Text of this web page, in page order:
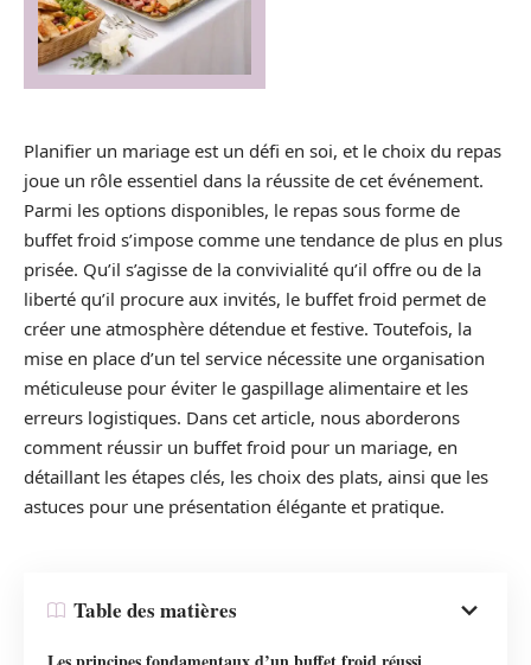
Planifier un mariage est un défi en soi, et le choix du repas
joue un rôle essentiel dans la réussite de cet événement.
Parmi les options disponibles, le repas sous forme de
buffet froid s’impose comme une tendance de plus en plus
prisée. Qu’il s’agisse de la convivialité qu’il offre ou de la
liberté qu’il procure aux invités, le buffet froid permet de
créer une atmosphère détendue et festive. Toutefois, la
mise en place d’un tel service nécessite une organisation
méticuleuse pour éviter le gaspillage alimentaire et les
erreurs logistiques. Dans cet article, nous aborderons
comment réussir un buffet froid pour un mariage, en
détaillant les étapes clés, les choix des plats, ainsi que les
astuces pour une présentation élégante et pratique.
Table des matières